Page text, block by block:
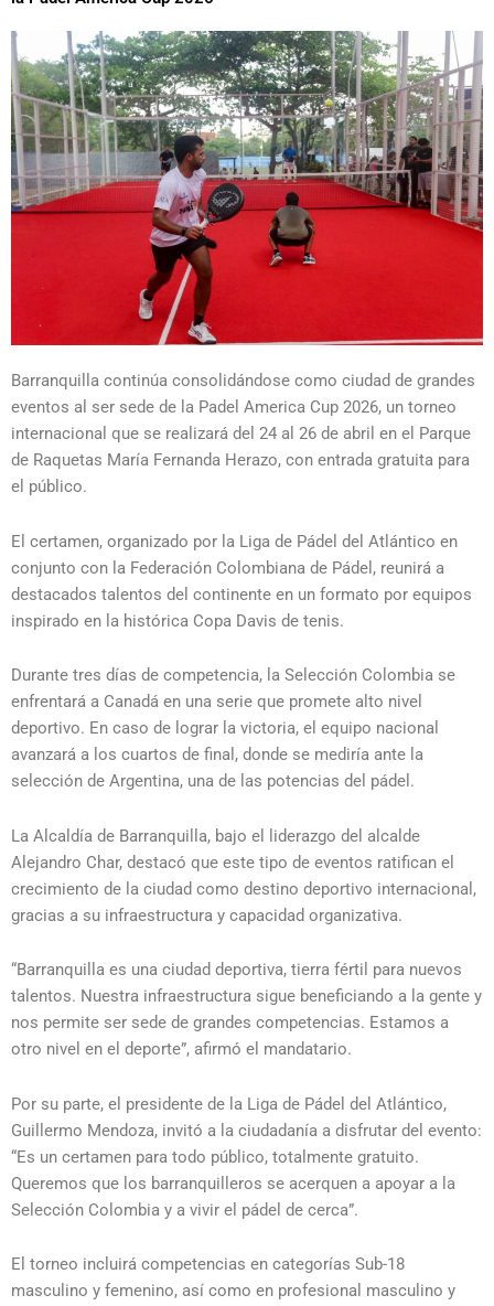
Barranquilla continúa consolidándose como ciudad de grandes
eventos al ser sede de la Padel America Cup 2026, un torneo
internacional que se realizará del 24 al 26 de abril en el Parque
de Raquetas María Fernanda Herazo, con entrada gratuita para
el público.
El certamen, organizado por la Liga de Pádel del Atlántico en
conjunto con la Federación Colombiana de Pádel, reunirá a
destacados talentos del continente en un formato por equipos
inspirado en la histórica Copa Davis de tenis.
Durante tres días de competencia, la Selección Colombia se
enfrentará a Canadá en una serie que promete alto nivel
deportivo. En caso de lograr la victoria, el equipo nacional
avanzará a los cuartos de final, donde se mediría ante la
selección de Argentina, una de las potencias del pádel.
La Alcaldía de Barranquilla, bajo el liderazgo del alcalde
Alejandro Char, destacó que este tipo de eventos ratifican el
crecimiento de la ciudad como destino deportivo internacional,
gracias a su infraestructura y capacidad organizativa.
“Barranquilla es una ciudad deportiva, tierra fértil para nuevos
talentos. Nuestra infraestructura sigue beneficiando a la gente y
nos permite ser sede de grandes competencias. Estamos a
otro nivel en el deporte”, afirmó el mandatario.
Por su parte, el presidente de la Liga de Pádel del Atlántico,
Guillermo Mendoza, invitó a la ciudadanía a disfrutar del evento:
“Es un certamen para todo público, totalmente gratuito.
Queremos que los barranquilleros se acerquen a apoyar a la
Selección Colombia y a vivir el pádel de cerca”.
El torneo incluirá competencias en categorías Sub-18
masculino y femenino, así como en profesional masculino y